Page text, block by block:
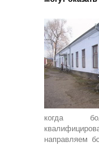
когда
направляем